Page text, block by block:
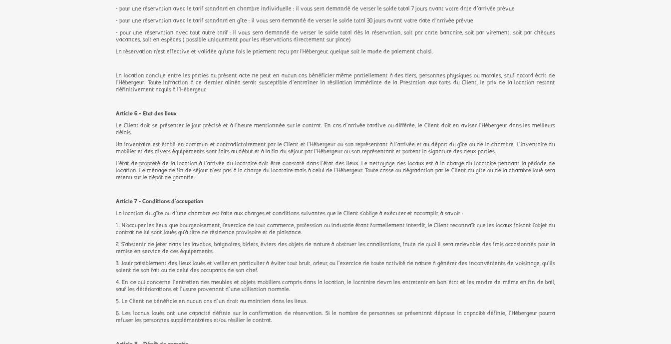
- pour une réservation avec le tarif standard en chambre individuelle : il vous sera demandé de verser le solde total 7 jours avant votre date d’arrivée prévue
- pour une réservation avec le tarif standard en gîte : il vous sera demandé de verser le solde total 30 jours avant votre date d’arrivée prévue
- pour une réservation avec tout autre tarif : il vous sera demandé de verser le solde total dès la réservation, soit par carte bancaire, soit par virement, soit par chèques
vacances, soit en espèces ( possible uniquement pour les réservations directement sur place)
La réservation n'est effective et validée qu'une fois le paiement reçu par l'Hébergeur, quelque soit le mode de paiement choisi.
La location conclue entre les parties au présent acte ne peut en aucun cas bénéficier même partiellement à des tiers, personnes physiques ou morales, sauf accord écrit de
l’Hébergeur. Toute infraction à ce dernier alinéa serait susceptible d’entraîner la résiliation immédiate de la Prestation aux torts du Client, le prix de la location restant
définitivement acquis à l’Hébergeur.
Article 6 – Etat des lieux
Le Client doit se présenter le jour précisé et à l’heure mentionnée sur le contrat. En cas d’arrivée tardive ou différée, le Client doit en aviser l’Hébergeur dans les meilleurs
délais.
Un inventaire est établi en commun et contradictoirement par le Client et l’Hébergeur ou son représentant à l’arrivée et au départ du gîte ou de la chambre. L’inventaire du
mobilier et des divers équipements sont faits au début et à la fin du séjour par l’Hébergeur ou son représentant et portent la signature des deux parties.
L’état de propreté de la location à l’arrivée du locataire doit être constaté dans l’état des lieux. Le nettoyage des locaux est à la charge du locataire pendant la période de
location. Le ménage de fin de séjour n’est pas à la charge du locataire mais à celui de l’Hébergeur. Toute casse ou dégradation par le Client du gîte ou de la chambre loué sera
retenu sur le dépôt de garantie.
Article 7 - Conditions d’occupation
La location du gîte ou d’une chambre est faite aux charges et conditions suivantes que le Client s'oblige à exécuter et accomplir, à savoir :
1. N'occuper les lieux que bourgeoisement, l'exercice de tout commerce, profession ou industrie étant formellement interdit, le Client reconnaît que les locaux faisant l'objet du
contrat ne lui sont loués qu'à titre de résidence provisoire et de plaisance.
2. S'abstenir de jeter dans les lavabos, baignoires, bidets, éviers des objets de nature à obstruer les canalisations, faute de quoi il sera redevable des frais occasionnés pour la
remise en service de ces équipements.
3. Jouir paisiblement des lieux loués et veiller en particulier à éviter tout bruit, odeur, ou l’exercice de toute activité de nature à générer des inconvénients de voisinage, qu’ils
soient de son fait ou de celui des occupants de son chef.
4. En ce qui concerne l’entretien des meubles et objets mobiliers compris dans la location, le locataire devra les entretenir en bon état et les rendre de même en fin de bail,
sauf les détériorations et l’usure provenant d’une utilisation normale.
5. Le Client ne bénéficie en aucun cas d’un droit au maintien dans les lieux.
6. Les locaux loués ont une capacité définie sur la confirmation de réservation. Si le nombre de personnes se présentant dépasse la capacité définie, l’Hébergeur pourra
refuser les personnes supplémentaires et/ou résilier le contrat.